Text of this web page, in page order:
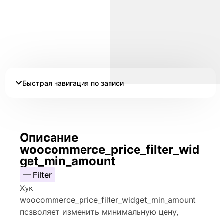
Быстрая навигация по записи
Описание
woocommerce_price_filter_wid
get_min_amount
— Filter
Хук
woocommerce_price_filter_widget_min_amount
позволяет изменить минимальную цену,